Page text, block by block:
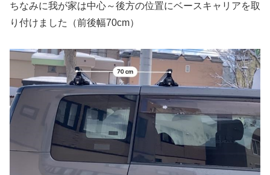
ちなみに我が家は中心～後方の位置にベースキャリアを取
り付けました（前後幅70cm）